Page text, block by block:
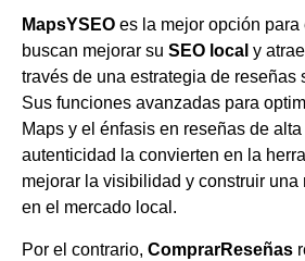
MapsYSEO es la mejor opción para
buscan mejorar su SEO local y
través de una estrategia de reseñas
Sus funciones avanzadas para
Maps y el énfasis en reseñas de
autenticidad la convierten en la
mejorar la visibilidad y construir
en el mercado local.
Por el contrario, ComprarReseñas